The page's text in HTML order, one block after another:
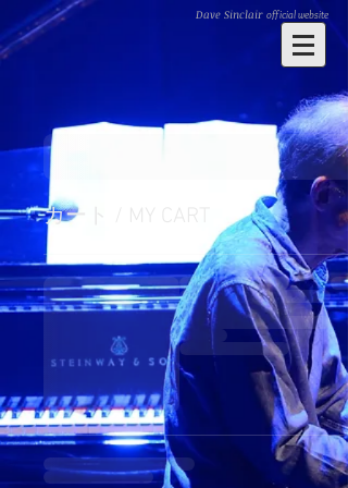
Dave Sinclair official website
カート / MY CART